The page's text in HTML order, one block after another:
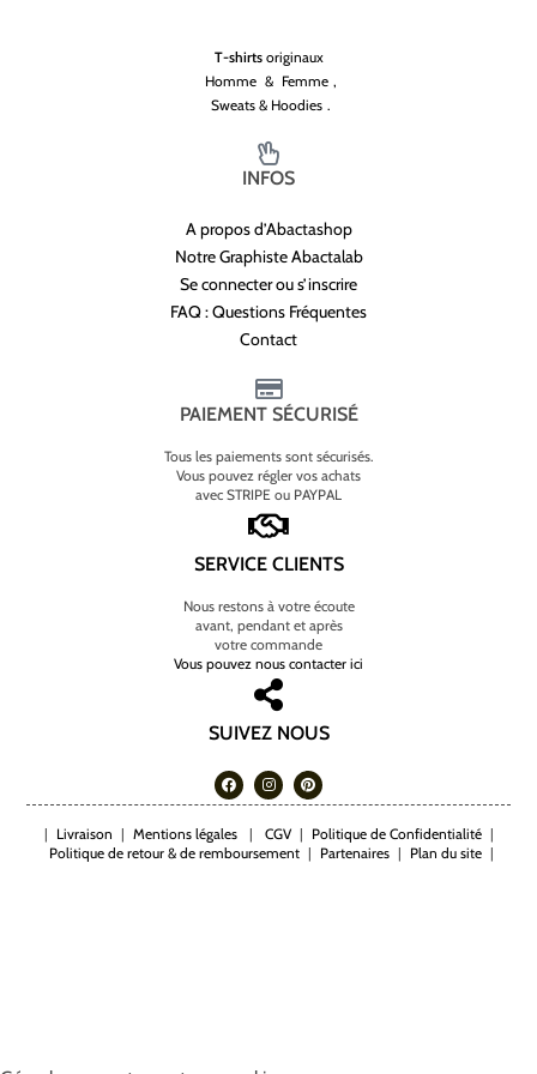
T-shirtsoriginaux
Homme & Femme ,
Sweats & Hoodies .
INFOS
A propos d’Abactashop
Notre Graphiste Abactalab
Se connecter ou s’inscrire
FAQ : Questions Fréquentes
Contact
PAIEMENT SÉCURISÉ
Tous les paiements sont sécurisés.
Vous pouvez régler vos achats
avec STRIPE ou PAYPAL
SERVICE CLIENTS
Nous restons à votre écoute
avant, pendant et après
votre commande
Vous pouvez nous contacter ici
SUIVEZ NOUS
| Livraison | Mentions légales | CGV | Politique de Confidentialité |
Politique de retour & de remboursement | Partenaires | Plan du site |